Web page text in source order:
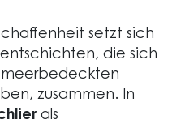
setzt sich
die sich
meerbedeckten
zusammen. In
als